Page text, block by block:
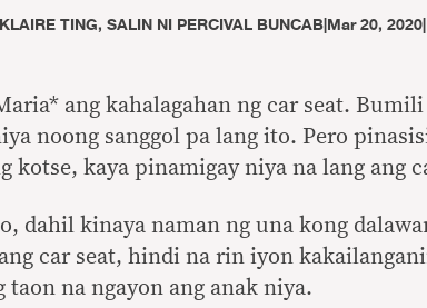
TING, SALIN NI PERCIVAL BUNCAB|Mar 20, 2020|
ang kahalagahan ng car seat.
noong sanggol pa lang ito. Pero
kotse, kaya pinamigay niya na lang ang
dahil kinaya naman ng una kong
car seat, hindi na rin iyon
taon na ngayon ang anak niya.